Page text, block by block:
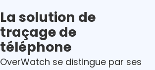
La solution de
traçage de
téléphone
OverWatch se distingue par ses